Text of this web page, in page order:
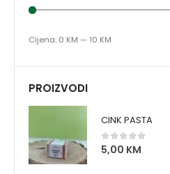
Cijena: 0 KM — 10 KM
PROIZVODI
CINK PASTA
0 out of 5
5,00 KM